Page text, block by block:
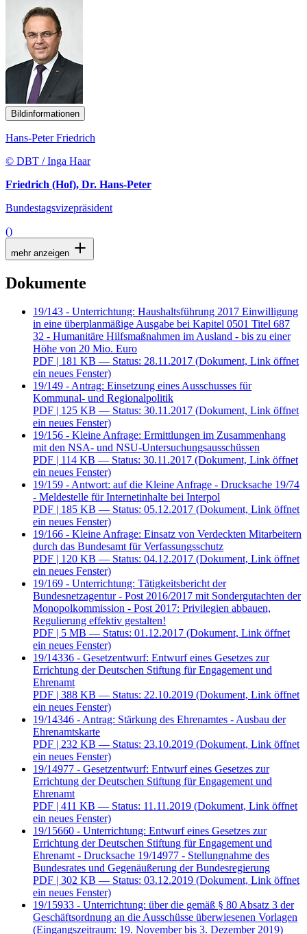
Bildinformationen
Hans-Peter Friedrich
© DBT / Inga Haar
Friedrich (Hof), Dr. Hans-Peter
Bundestagsvizepräsident
()
mehr anzeigen
Dokumente
19/143 - Unterrichtung: Haushaltsführung 2017 Einwilligung
in eine überplanmäßige Ausgabe bei Kapitel 0501 Titel 687
32 - Humanitäre Hilfsmaßnahmen im Ausland - bis zu einer
Höhe von 20 Mio. Euro
PDF | 181 KB — Status: 28.11.2017 (Dokument, Link öffnet
ein neues Fenster)
19/149 - Antrag: Einsetzung eines Ausschusses für
Kommunal- und Regionalpolitik
PDF | 125 KB — Status: 30.11.2017 (Dokument, Link öffnet
ein neues Fenster)
19/156 - Kleine Anfrage: Ermittlungen im Zusammenhang
mit den NSA- und NSU-Untersuchungsausschüssen
PDF | 114 KB — Status: 30.11.2017 (Dokument, Link öffnet
ein neues Fenster)
19/159 - Antwort: auf die Kleine Anfrage - Drucksache 19/74
- Meldestelle für Internetinhalte bei Interpol
PDF | 185 KB — Status: 05.12.2017 (Dokument, Link öffnet
ein neues Fenster)
19/166 - Kleine Anfrage: Einsatz von Verdeckten Mitarbeitern
durch das Bundesamt für Verfassungsschutz
PDF | 120 KB — Status: 04.12.2017 (Dokument, Link öffnet
ein neues Fenster)
19/169 - Unterrichtung: Tätigkeitsbericht der
Bundesnetzagentur - Post 2016/2017 mit Sondergutachten der
Monopolkommission - Post 2017: Privilegien abbauen,
Regulierung effektiv gestalten!
PDF | 5 MB — Status: 01.12.2017 (Dokument, Link öffnet
ein neues Fenster)
19/14336 - Gesetzentwurf: Entwurf eines Gesetzes zur
Errichtung der Deutschen Stiftung für Engagement und
Ehrenamt
PDF | 388 KB — Status: 22.10.2019 (Dokument, Link öffnet
ein neues Fenster)
19/14346 - Antrag: Stärkung des Ehrenamtes - Ausbau der
Ehrenamtskarte
PDF | 232 KB — Status: 23.10.2019 (Dokument, Link öffnet
ein neues Fenster)
19/14977 - Gesetzentwurf: Entwurf eines Gesetzes zur
Errichtung der Deutschen Stiftung für Engagement und
Ehrenamt
PDF | 411 KB — Status: 11.11.2019 (Dokument, Link öffnet
ein neues Fenster)
19/15660 - Unterrichtung: Entwurf eines Gesetzes zur
Errichtung der Deutschen Stiftung für Engagement und
Ehrenamt - Drucksache 19/14977 - Stellungnahme des
Bundesrates und Gegenäußerung der Bundesregierung
PDF | 302 KB — Status: 03.12.2019 (Dokument, Link öffnet
ein neues Fenster)
19/15933 - Unterrichtung: über die gemäß § 80 Absatz 3 der
Geschäftsordnung an die Ausschüsse überwiesenen Vorlagen
(Eingangszeitraum: 19. November bis 3. Dezember 2019)